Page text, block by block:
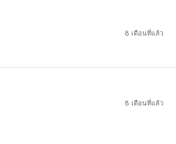
8 เดือนที่แล้ว
8 เดือนที่แล้ว